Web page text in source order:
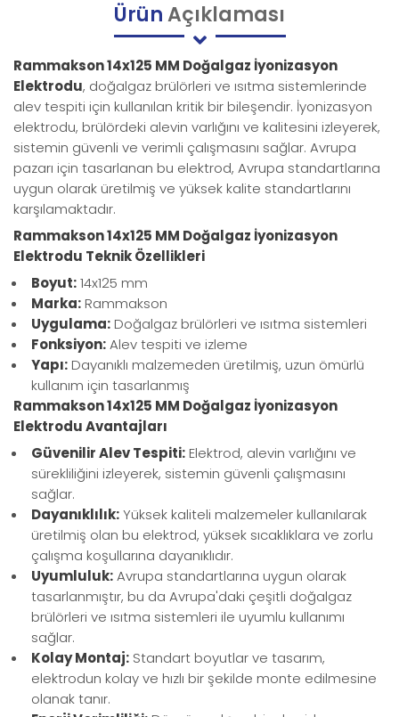
ÜrünAçıklaması
Rammakson 14x125 MM Doğalgaz İyonizasyon
Elektrodu, doğalgaz brülörleri ve ısıtma sistemlerinde
alev tespiti için kullanılan kritik bir bileşendir. İyonizasyon
elektrodu, brülördeki alevin varlığını ve kalitesini izleyerek,
sistemin güvenli ve verimli çalışmasını sağlar. Avrupa
pazarı için tasarlanan bu elektrod, Avrupa standartlarına
uygun olarak üretilmiş ve yüksek kalite standartlarını
karşılamaktadır.
Rammakson 14x125 MM Doğalgaz İyonizasyon
Elektrodu Teknik Özellikleri
Boyut:14x125 mm
Marka: Rammakson
Uygulama: Doğalgaz brülörleri ve ısıtma sistemleri
Fonksiyon:Alev tespiti ve izleme
Yapı: Dayanıklı malzemeden üretilmiş, uzun ömürlü
kullanım için tasarlanmış
Rammakson 14x125 MM Doğalgaz İyonizasyon
Elektrodu Avantajları
Güvenilir Alev Tespiti: Elektrod, alevin varlığını ve
sürekliliğini izleyerek, sistemin güvenli çalışmasını
sağlar.
Dayanıklılık:Yüksek kaliteli malzemeler kullanılarak
üretilmiş olan bu elektrod, yüksek sıcaklıklara ve zorlu
çalışma koşullarına dayanıklıdır.
Uyumluluk:Avrupa standartlarına uygun olarak
tasarlanmıştır, bu da Avrupa'daki çeşitli doğalgaz
brülörleri ve ısıtma sistemleri ile uyumlu kullanımı
sağlar.
Kolay Montaj: Standart boyutlar ve tasarım,
elektrodun kolay ve hızlı bir şekilde monte edilmesine
olanak tanır.